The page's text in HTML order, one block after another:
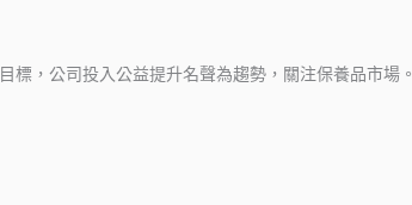
，公司投入公益提升名聲為趨勢，關注保養品市場。